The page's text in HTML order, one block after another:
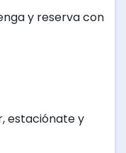
y reserva con
estaciónate y